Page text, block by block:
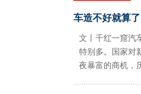
车造不好就算
文丨千红一窟汽
特别多。国家对
夜暴富的商机，